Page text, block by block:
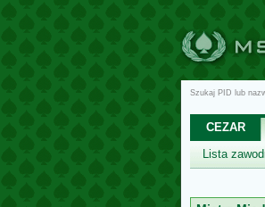
Szukaj PID lub
CEZAR
Lista